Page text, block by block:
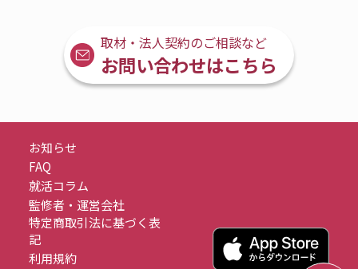
取材・法人契約のご相談など
お問い合わせはこちら
お知らせ
FAQ
就活コラム
監修者・運営会社
特定商取引法に基づく表
記
利用規約